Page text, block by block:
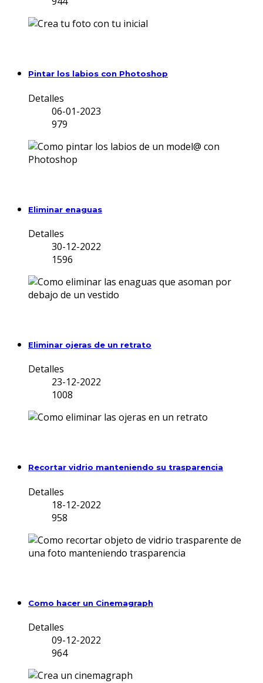
Pintar los labios con Photoshop
Detalles
06-01-2023
979
Eliminar enaguas
Detalles
30-12-2022
1596
Eliminar ojeras de un retrato
Detalles
23-12-2022
1008
Recortar vidrio manteniendo su trasparencia
Detalles
18-12-2022
958
Como hacer un Cinemagraph
Detalles
09-12-2022
964